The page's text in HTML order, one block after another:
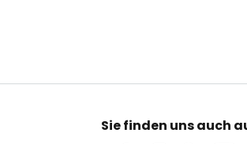
Sie finden uns auch